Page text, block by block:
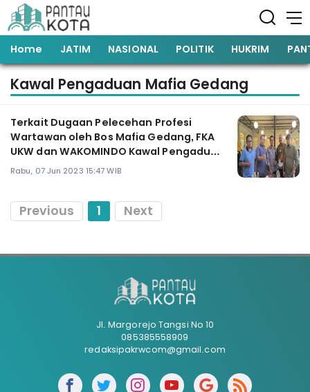
Home JATIM NASIONAL POLITIK HUKRIM
Kawal Pengaduan Mafia Gedang
Terkait Dugaan Pelecehan Profesi
Wartawan oleh Bos Mafia Gedang, FKA
UKW dan WAKOMINDO Kawal Pengaduan
Menjadi Pelaporan
Rabu, 07 Jun 2023 15:47 WIB
Previous 1 Next
Jl. Margorejo Tangsi No 10
085385558909
redaksipakrwcom@gmail.com